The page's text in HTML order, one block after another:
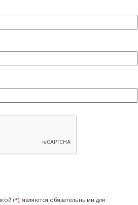
(*), являются обязательными для